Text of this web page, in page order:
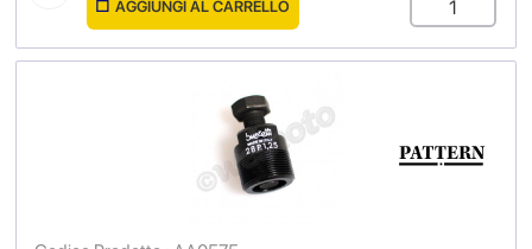
AGGIUNGI AL CARRELLO